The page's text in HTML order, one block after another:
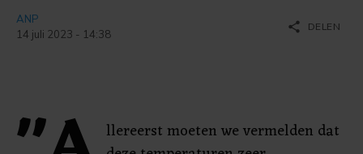
ANP
14 juli 2023 - 14:38
share DELEN
llereerst moeten we vermelden dat